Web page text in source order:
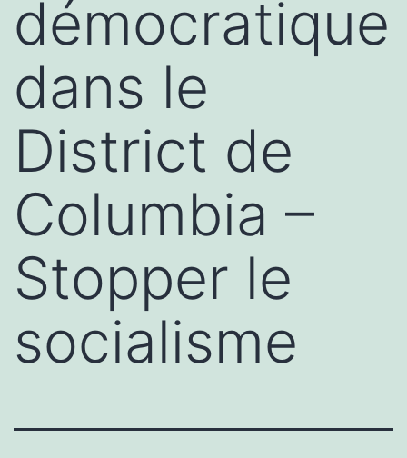
démocratique
dans le
District de
Columbia –
Stopper le
socialisme